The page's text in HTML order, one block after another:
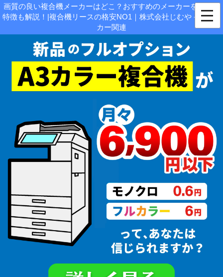
画質の良い複合機メーカーはどこ？おすすめのメーカーを比較し
特徴も解説！|複合機リースの格安NO1｜株式会社じむや - 各メー
カー関連